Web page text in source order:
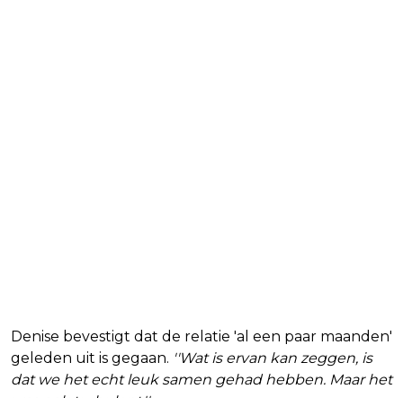
Denise bevestigt dat de relatie 'al een paar maanden'
geleden uit is gegaan. ''Wat is ervan kan zeggen, is
dat we het echt leuk samen gehad hebben. Maar het